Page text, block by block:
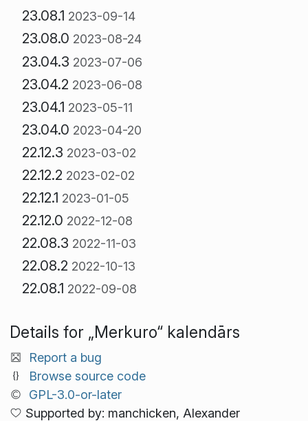
23.08.1 2023-09-14
23.08.0 2023-08-24
23.04.3 2023-07-06
23.04.2 2023-06-08
23.04.1 2023-05-11
23.04.0 2023-04-20
22.12.3 2023-03-02
22.12.2 2023-02-02
22.12.1 2023-01-05
22.12.0 2022-12-08
22.08.3 2022-11-03
22.08.2 2022-10-13
22.08.1 2022-09-08
Details for „Merkuro“ kalendārs
Report a bug
Browse source code
GPL-3.0-or-later
Supported by: manchicken, Alexander